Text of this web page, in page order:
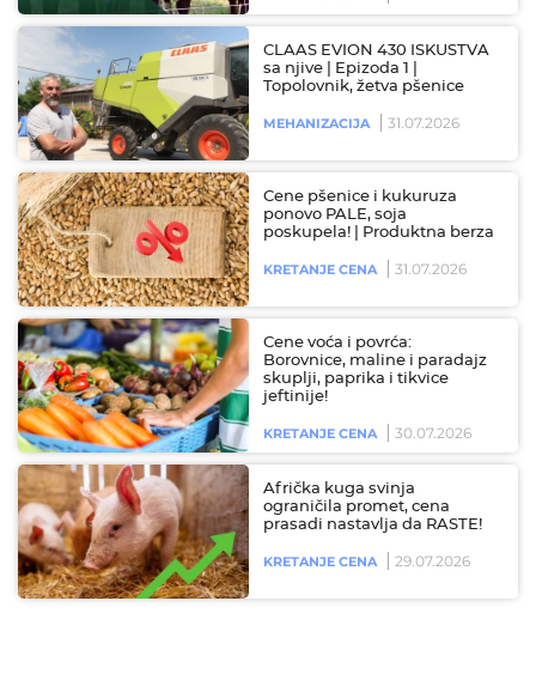
CLAAS EVION 430 ISKUSTVA
sa njive | Epizoda 1 |
Topolovnik, žetva pšenice
MEHANIZACIJA 31.07.2026
Cene pšenice i kukuruza
ponovo PALE, soja
poskupela! | Produktna berza
KRETANJE CENA 31.07.2026
Cene voća i povrća:
Borovnice, maline i paradajz
skuplji, paprika i tikvice
jeftinije!
KRETANJE CENA 30.07.2026
Afrička kuga svinja
ograničila promet, cena
prasadi nastavlja da RASTE!
KRETANJE CENA 29.07.2026